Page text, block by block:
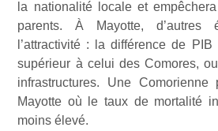
la nationalité locale et
parents. À Mayotte, d’autres
l’attractivité : la différence de
supérieur à celui des Comores,
infrastructures. Une Comorienne
Mayotte où le taux de mortalité
moins élevé.